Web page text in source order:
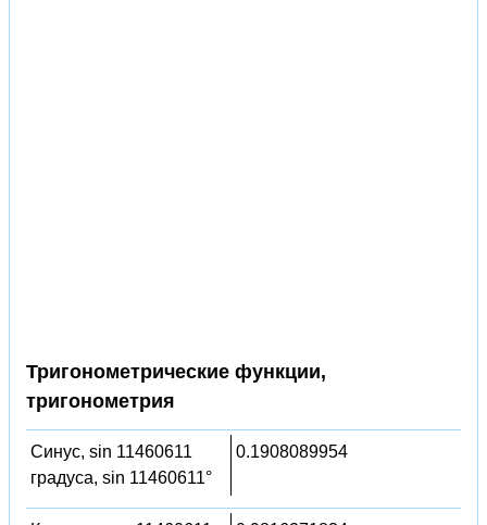
Тригонометрические функции,
тригонометрия
Синус, sin 11460611
градуса, sin 11460611°
0.1908089954